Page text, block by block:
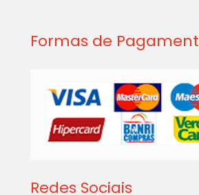
Formas de Pagamento
Redes Sociais